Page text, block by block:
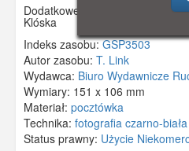
Dodatkowe informacje:
Klóska
Indeks zasobu:GSP3503
Autor zasobu: T. Link
Wydawca: Biuro Wydawnicze
Wymiary: 151 x 106 mm
Materiał: pocztówka
Technika: fotografia czarno-biała
Status prawny: Użycie